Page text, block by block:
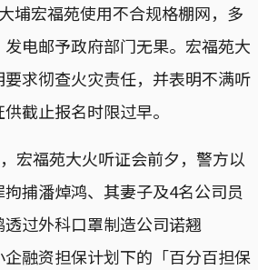
埔宏福苑使用不合规格棚网，多
电邮予政府部门无果。宏福苑大
求彻查火灾责任，并表明不满听
截止报名时限过早。
，宏福苑大火听证会前夕，警方以
捕潘焯鸿、其妻子及4名公司员
过外科口罩制造公司诺翘
企融资担保计划下的「百分百担保